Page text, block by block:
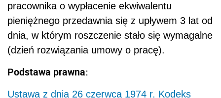
pracownika o wypłacenie ekwiwalentu
pieniężnego przedawnia się z upływem 3 lat od
dnia, w którym roszczenie stało się wymagalne
(dzień rozwiązania umowy o pracę).
Podstawa prawna:
Ustawa z dnia 26 czerwca 1974 r. Kodeks